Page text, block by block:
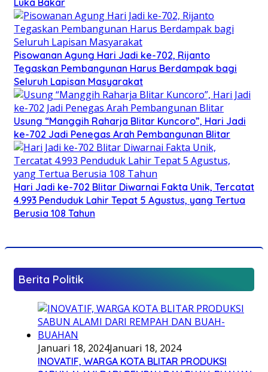
Pisowanan Agung Hari Jadi ke-702, Rijanto
Tegaskan Pembangunan Harus Berdampak bagi
Seluruh Lapisan Masyarakat
Usung “Manggih Raharja Blitar Kuncoro”, Hari Jadi
ke-702 Jadi Penegas Arah Pembangunan Blitar
Hari Jadi ke-702 Blitar Diwarnai Fakta Unik, Tercatat
4.993 Penduduk Lahir Tepat 5 Agustus, yang Tertua
Berusia 108 Tahun
Berita Politik
Januari 18, 2024Januari 18, 2024
INOVATIF, WARGA KOTA BLITAR PRODUKSI